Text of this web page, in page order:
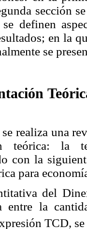
sección
se definen
en la
se
realiza una
teórica: la
con la
para
del
entre la
TCD,